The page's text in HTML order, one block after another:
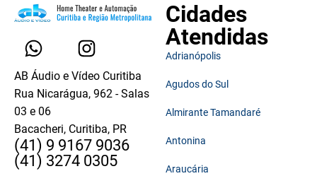
AB Áudio e Vídeo Curitiba
Rua Nicarágua, 962 - Salas
03 e 06
Bacacheri, Curitiba, PR
(41) 9 9167 9036
(41) 3274 0305
Cidades
Atendidas
Adrianópolis
Agudos do Sul
Almirante Tamandaré
Antonina
Araucária